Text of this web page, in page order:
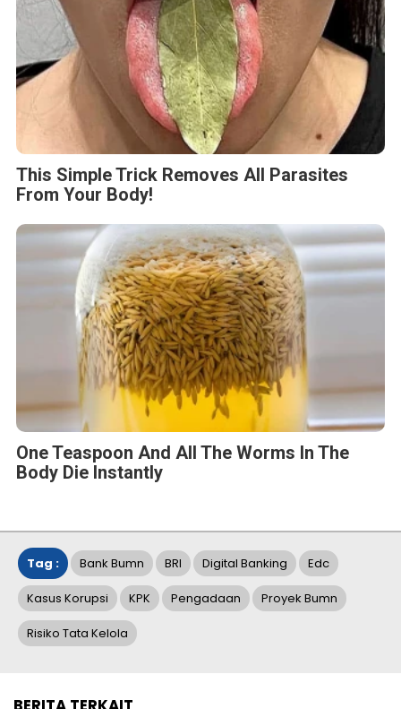
This Simple Trick Removes All Parasites
From Your Body!
One Teaspoon And All The Worms In The
Body Die Instantly
Tag : Bank Bumn BRI Digital Banking Edc
Kasus Korupsi KPK Pengadaan Proyek Bumn
Risiko Tata Kelola